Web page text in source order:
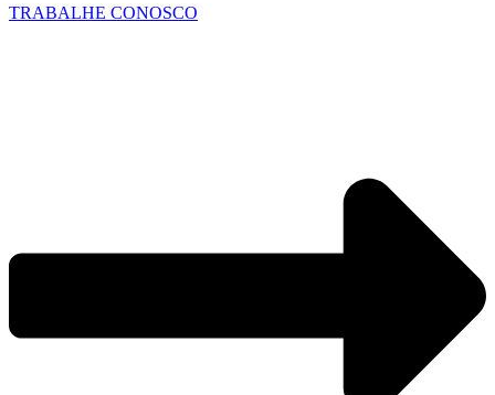
TRABALHE CONOSCO